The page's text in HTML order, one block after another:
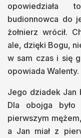
opowiedziała
budionnowca do
żołnierz wrócił.
ale, dzięki Bogu,
w sam czas i się
opowiada Walenty.
Jego dziadek Jan
Dla obojga było
pierwszym
a Jan miał z